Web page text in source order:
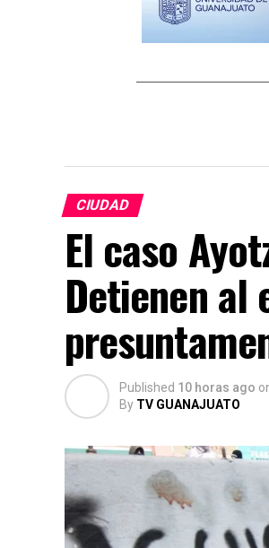
CIUDAD
El caso
Detienen al
Published 10 horas ago
By TV GUANAJUATO